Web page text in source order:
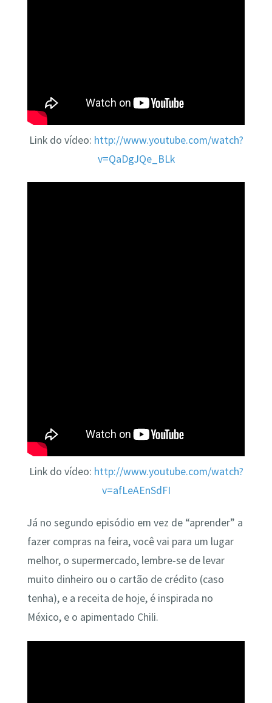
Link do vídeo: http://www.youtube.com/watch?
v=QaDgJQe_BLk
Link do vídeo: http://www.youtube.com/watch?
v=afLeAEnSdFI
Já no segundo episódio em vez de “aprender” a
fazer compras na feira, você vai para um lugar
melhor, o supermercado, lembre-se de levar
muito dinheiro ou o cartão de crédito (caso
tenha), e a receita de hoje, é inspirada no
México, e o apimentado Chili.